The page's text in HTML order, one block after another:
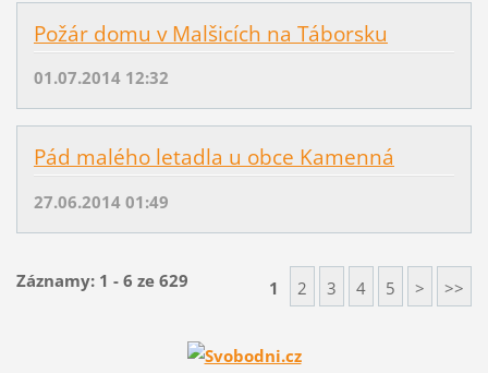
Požár domu v Malšicích na Táborsku
01.07.2014 12:32
Pád malého letadla u obce Kamenná
27.06.2014 01:49
Záznamy: 1 - 6 ze 629 1 2 3 4 5 > >>